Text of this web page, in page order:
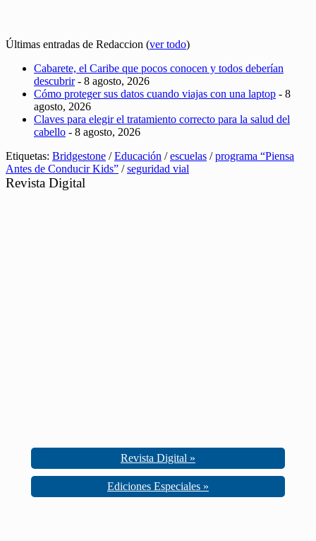
Últimas entradas de Redaccion (ver todo)
Cabarete, el Caribe que pocos conocen y todos deberían
descubrir- 8 agosto, 2026
Cómo proteger sus datos cuando viajas con una laptop - 8
agosto, 2026
Claves para elegir el tratamiento correcto para la salud del
cabello - 8 agosto, 2026
Etiquetas: Bridgestone /Educación /escuelas /programa “Piensa
Antes de Conducir Kids” /seguridad vial
Revista Digital
Revista Digital »
Ediciones Especiales »